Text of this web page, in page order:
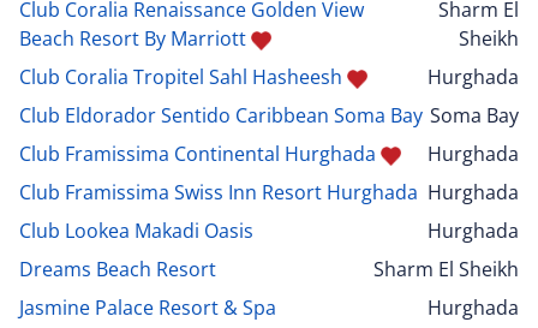
Club Coralia Renaissance Golden View
Beach Resort By Marriott
Sharm El
Sheikh
Club Coralia Tropitel Sahl Hasheesh
Hurghada
Club Eldorador Sentido Caribbean Soma Bay Soma Bay
Club Framissima Continental Hurghada
Hurghada
Club Framissima Swiss Inn Resort Hurghada Hurghada
Club Lookea Makadi Oasis
Hurghada
Dreams Beach Resort
Sharm El Sheikh
Jasmine Palace Resort & Spa
Hurghada